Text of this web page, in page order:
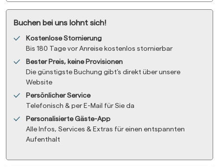
Buchen bei uns lohnt sich!
Kostenlose Stornierung
Bis 180 Tage vor Anreise kostenlos stornierbar
Bester Preis, keine Provisionen
Die günstigste Buchung gibt’s direkt über unsere
Website
Persönlicher Service
Telefonisch & per E-Mail für Sie da
Personalisierte Gäste-App
Alle Infos, Services & Extras für einen entspannten
Aufenthalt